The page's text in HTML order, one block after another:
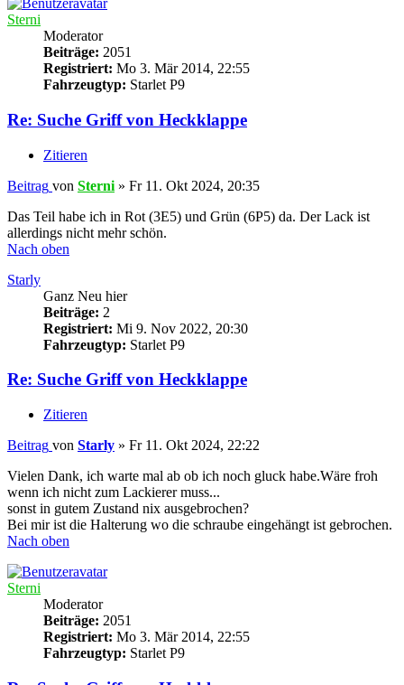
Sterni
Moderator
Beiträge: 2051
Registriert: Mo 3. Mär 2014, 22:55
Fahrzeugtyp: Starlet P9
Re: Suche Griff von Heckklappe
Zitieren
Beitrag von Sterni » Fr 11. Okt 2024, 20:35
Das Teil habe ich in Rot (3E5) und Grün (6P5) da. Der Lack ist
allerdings nicht mehr schön.
Nach oben
Starly
Ganz Neu hier
Beiträge: 2
Registriert: Mi 9. Nov 2022, 20:30
Fahrzeugtyp: Starlet P9
Re: Suche Griff von Heckklappe
Zitieren
Beitrag von Starly » Fr 11. Okt 2024, 22:22
Vielen Dank, ich warte mal ab ob ich noch gluck habe.Wäre froh
wenn ich nicht zum Lackierer muss...
sonst in gutem Zustand nix ausgebrochen?
Bei mir ist die Halterung wo die schraube eingehängt ist gebrochen.
Nach oben
Sterni
Moderator
Beiträge: 2051
Registriert: Mo 3. Mär 2014, 22:55
Fahrzeugtyp: Starlet P9